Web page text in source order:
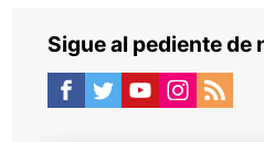
Sigue al pediente de